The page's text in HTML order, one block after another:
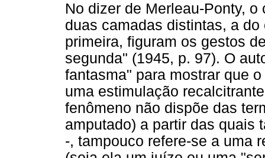
No dizer de Merleau-Ponty,
duas camadas distintas, a
primeira, figuram os gestos
segunda" (1945, p. 97). O
fantasma" para mostrar que
uma estimulação
fenômeno não dispõe das
amputado) a partir das quais
-, tampouco refere-se a uma